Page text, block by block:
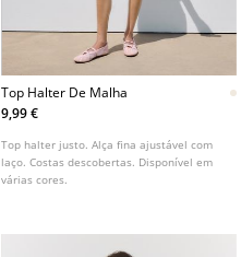
Top Halter De Malha
9,99 €
Top halter justo. Alça fina ajustável com
laço. Costas descobertas. Disponível em
várias cores.